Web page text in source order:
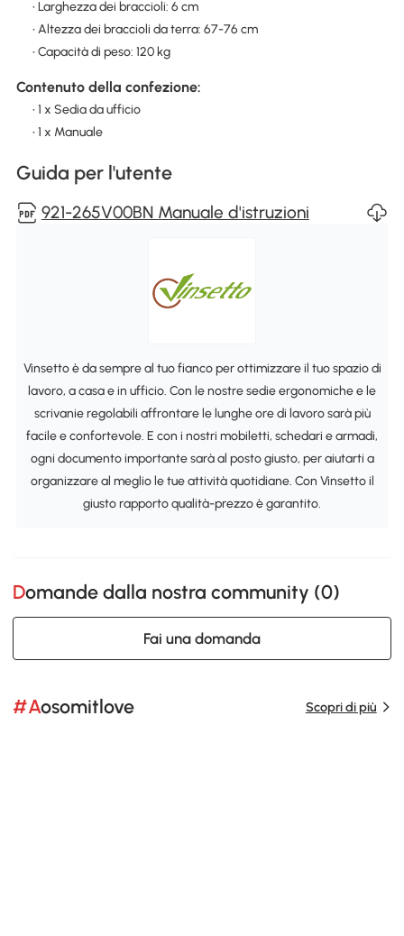
• Larghezza dei braccioli: 6 cm
• Altezza dei braccioli da terra: 67-76 cm
• Capacità di peso: 120 kg
Contenuto della confezione:
• 1 x Sedia da ufficio
• 1 x Manuale
Guida per l'utente
921-265V00BN Manuale d'istruzioni
Vinsetto è da sempre al tuo fianco per ottimizzare il tuo spazio di
lavoro, a casa e in ufficio. Con le nostre sedie ergonomiche e le
scrivanie regolabili affrontare le lunghe ore di lavoro sarà più
facile e confortevole. E con i nostri mobiletti, schedari e armadi,
ogni documento importante sarà al posto giusto, per aiutarti a
organizzare al meglio le tue attività quotidiane. Con Vinsetto il
giusto rapporto qualità-prezzo è garantito.
Domande dalla nostra community (0)
Fai una domanda
#Aosomitlove Scopri di più